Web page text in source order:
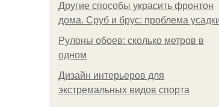
Другие способы украсить фронтон
дома. Сруб и брус: проблема
Рулоны обоев: сколько метров в
одном
Дизайн интерьеров для
экстремальных видов спорта